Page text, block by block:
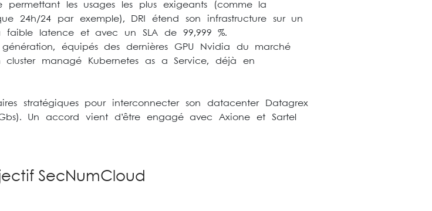
les usages les plus exigeants (comme la
24h/24 par exemple), DRI étend son infrastructure sur un
faible latence et avec un SLA de 99,999 %.
équipés des dernières GPU Nvidia du marché
managé Kubernetes as a Service, déjà en
stratégiques pour interconnecter son datacenter Datagrex
Un accord vient d’être engagé avec Axione et Sartel
SecNumCloud